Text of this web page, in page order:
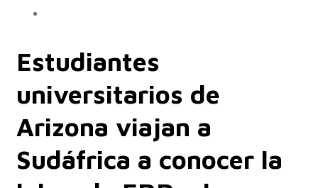
Implementación Nómina Cloud Sap
SAP SuccessFactors Employee Central
Estudiantes
universitarios de
Arizona viajan a
Sudáfrica a conocer la